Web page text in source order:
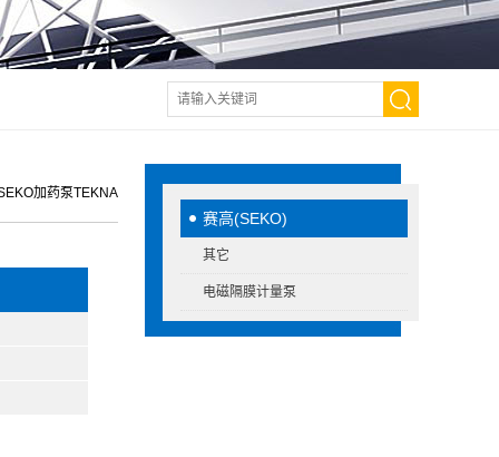
赛高(SEKO)
其它
电磁隔膜计量泵
加药泵TEKNA